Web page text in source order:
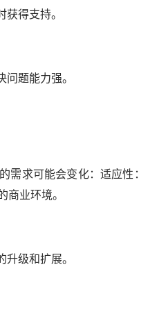
得支持。
题能力强。
需求可能会变化： 适应性：
商业环境。
级和扩展。